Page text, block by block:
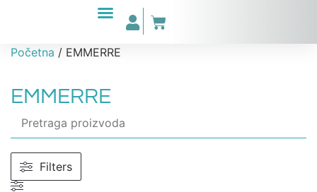
Početna / EMMERRE
EMMERRE
Filters